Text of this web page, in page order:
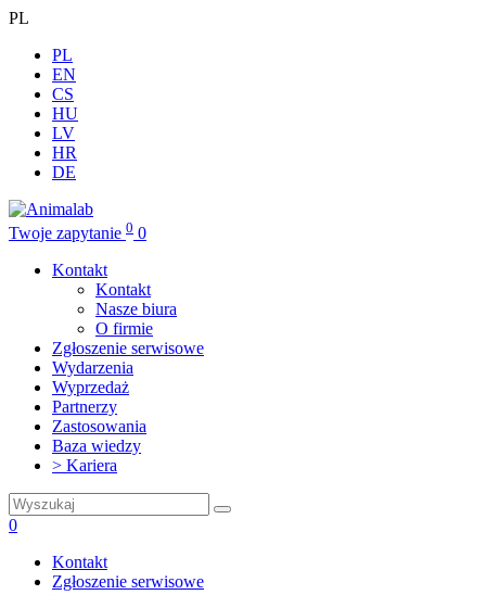
PL
PL
EN
CS
HU
LV
HR
DE
Twoje zapytanie 0 0
Kontakt
Kontakt
Nasze biura
O firmie
Zgłoszenie serwisowe
Wydarzenia
Wyprzedaż
Partnerzy
Zastosowania
Baza wiedzy
> Kariera
0
Kontakt
Zgłoszenie serwisowe